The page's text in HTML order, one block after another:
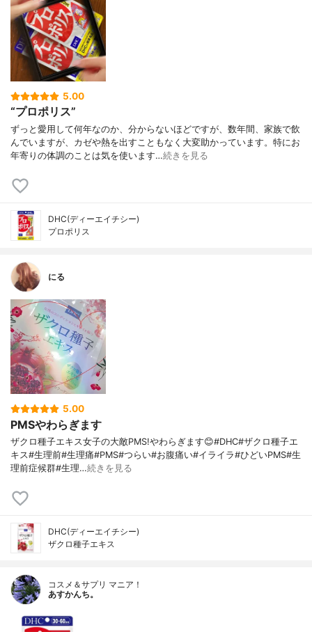
5.00
“プロポリス”
ずっと愛用して何年なのか、分からないほどですが、数年間、家族で飲
んでいますが、カゼや熱を出すこともなく大変助かっています。特にお
年寄りの体調のことは気を使います…続きを見る
DHC(ディーエイチシー)
プロポリス
にる
5.00
PMSやわらぎます
ザクロ種子エキス女子の大敵PMS!やわらぎます😊#DHC#ザクロ種子エ
キス#生理前#生理痛#PMS#つらい#お腹痛い#イライラ#ひどいPMS#生
理前症候群#生理…続きを見る
DHC(ディーエイチシー)
ザクロ種子エキス
コスメ＆サプリ マニア！
あすかんち。